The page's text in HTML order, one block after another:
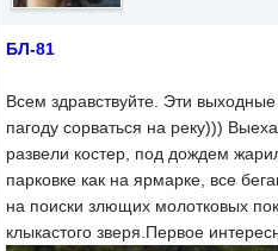
БЛ-81
Всем здравствуйте. Эти
пагоду сорваться на реку)))
развели костер, под дождем
парковке как на ярмарке, все
на поиски злющих молотковых
клыкастого зверя.Первое